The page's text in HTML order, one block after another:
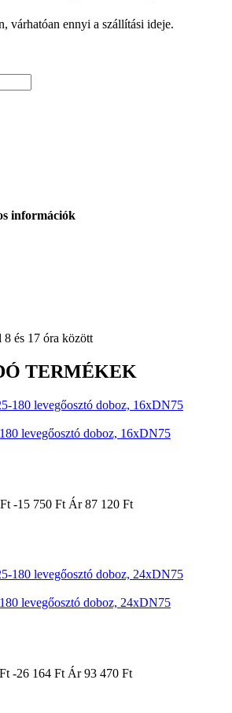
várhatóan ennyi a szállítási ideje.
információk
és 17 óra között
TERMÉKEK
levegőosztó doboz, 16xDN75
-15 750 Ft Ár 87 120 Ft
levegőosztó doboz, 24xDN75
-26 164 Ft Ár 93 470 Ft